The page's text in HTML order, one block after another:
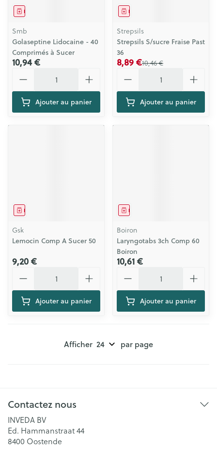
Médicament
Smb
Golaseptine Lidocaine - 40
Comprimés à Sucer
10,94 €
Ajouter au panier
Médicament
Strepsils
Strepsils S/sucre Fraise Past
36
10,46 €
8,89 €
Ajouter au panier
Médicament
Gsk
Lemocin Comp A Sucer 50
9,20 €
Ajouter au panier
Médicament
Boiron
Laryngotabs 3ch Comp 60
Boiron
10,61 €
Ajouter au panier
Afficher par page
Contactez nous
INVEDA BV
Ed. Hammanstraat 44
8400 Oostende